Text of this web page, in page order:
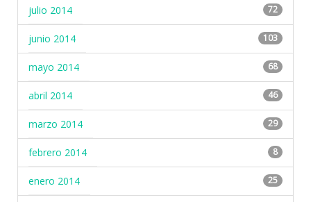
julio 2014 72
junio 2014 103
mayo 2014 68
abril 2014 46
marzo 2014 29
febrero 2014 8
enero 2014 25